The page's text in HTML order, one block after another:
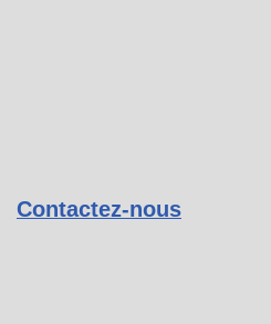
Contactez-nous